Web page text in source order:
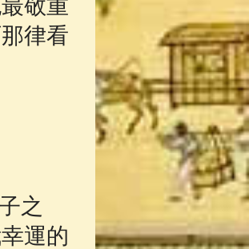
敬重
律看
之
運的